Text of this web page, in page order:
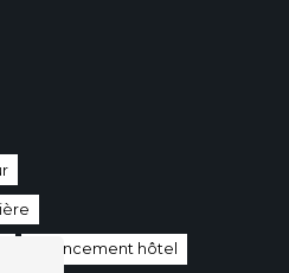
Agencement hôtel